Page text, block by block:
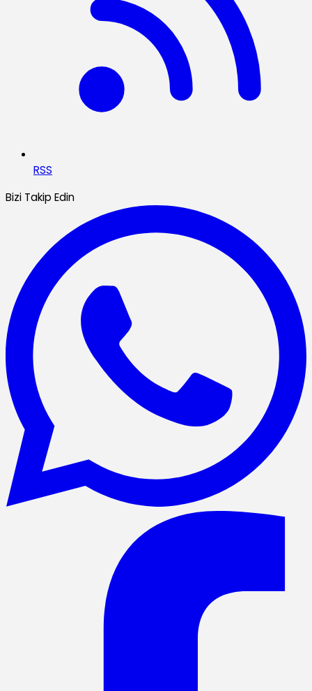
RSS
Bizi Takip Edin